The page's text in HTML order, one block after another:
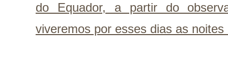
do Equador, a partir do
viveremos por esses dias as